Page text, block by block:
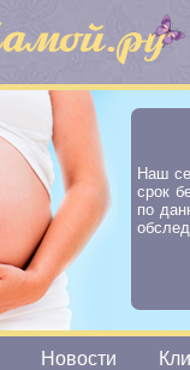
Наш
срок
по
Новости